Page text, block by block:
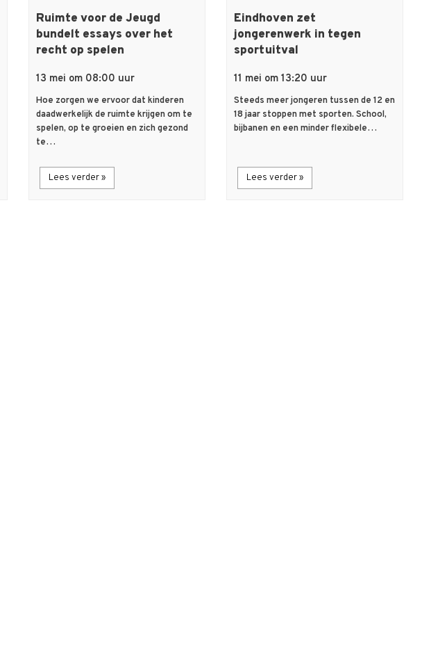
Ruimte voor de Jeugd
bundelt essays over het
recht op spelen
13 mei om 08:00 uur
Hoe zorgen we ervoor dat kinderen
daadwerkelijk de ruimte krijgen om te
spelen, op te groeien en zich gezond
te…
Lees verder »
Eindhoven zet
jongerenwerk in tegen
sportuitval
11 mei om 13:20 uur
Steeds meer jongeren tussen de 12 en
18 jaar stoppen met sporten. School,
bijbanen en een minder flexibele…
Lees verder »